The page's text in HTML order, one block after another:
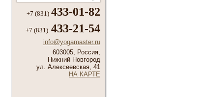
+7 (831) 433-01-82
+7 (831) 433-21-54
info@yogamaster.ru
603005, Россия,
Нижний Новгород
ул. Алексеевская, 41
НА КАРТЕ